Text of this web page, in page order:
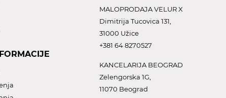
MALOPRODAJA VELUR X
Dimitrija Tucovica 131,
31000 Užice
+381 64 8270527
KANCELARIJA BEOGRAD
Zelengorska 1G,
11070 Beograd